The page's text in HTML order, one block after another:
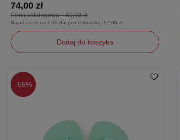
Cena katalogowa:169,00 zł
74,00 zł
Najniższa cena z 30 dni przed obniżką: 87,00 zł
Dodaj do koszyka
21
-55%